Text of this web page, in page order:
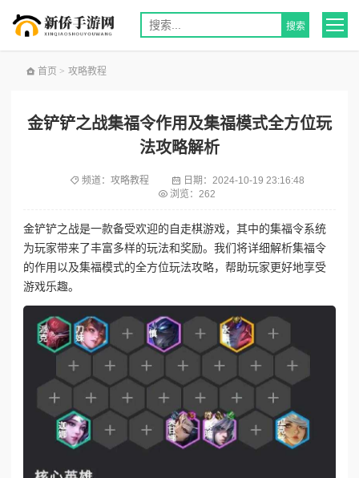
首页 > 攻略教程
金铲铲之战集福令作用及集福模式全方位玩
法攻略解析
频道： 攻略教程 日期： 2024-10-19 23:16:48
浏览：262
金铲铲之战是一款备受欢迎的自走棋游戏，其中的集福令系统
为玩家带来了丰富多样的玩法和奖励。我们将详细解析集福令
的作用以及集福模式的全方位玩法攻略，帮助玩家更好地享受
游戏乐趣。